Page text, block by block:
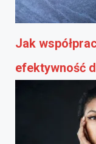
Jak
efektywność